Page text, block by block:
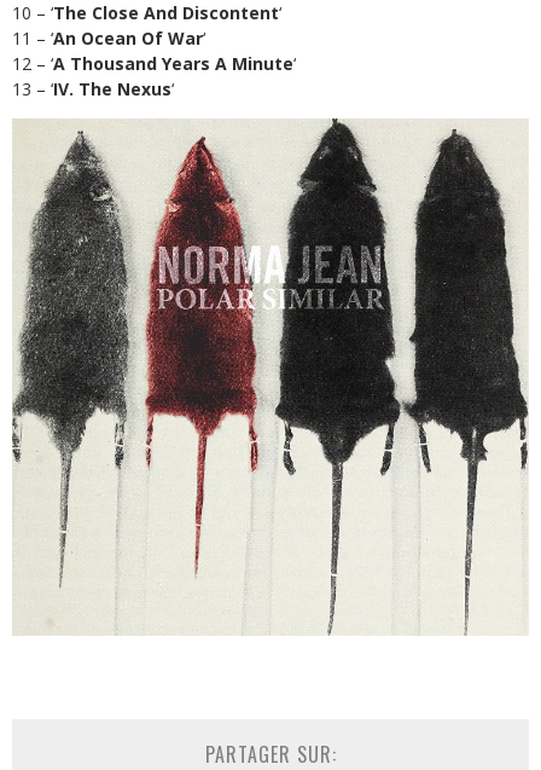
10 – ‘The Close And Discontent‘
11 – ‘An Ocean Of War‘
12 – ‘A Thousand Years A Minute‘
13 – ‘IV. The Nexus‘
PARTAGER SUR: